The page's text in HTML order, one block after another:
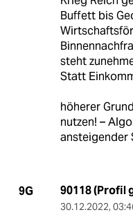
Buffett bis
steht
Statt
höherer
nutzen! –
ansteigender
9G 90118 (Profil
30.12.2022,